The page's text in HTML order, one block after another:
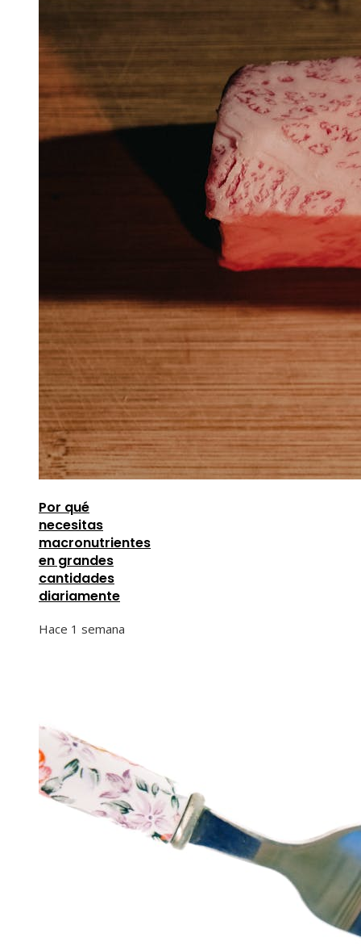
Por qué
necesitas
macronutrientes
en grandes
cantidades
diariamente
Hace 1 semana